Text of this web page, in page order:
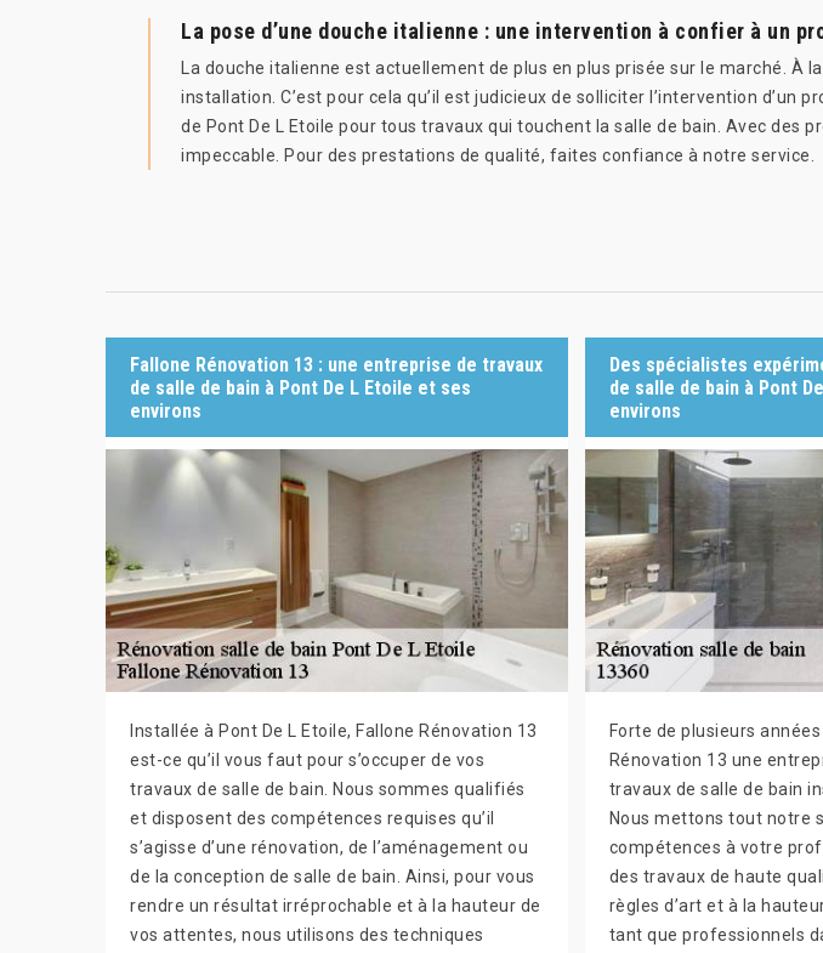
La pose d’une douche italienne : une intervention à confier à un
La douche italienne est actuellement de plus en plus prisée sur le marché.
installation. C’est pour cela qu’il est judicieux de solliciter l’intervention
de Pont De L Etoile pour tous travaux qui touchent la salle de bain. Avec
impeccable. Pour des prestations de qualité, faites confiance à notre service.
Fallone Rénovation 13 : une entreprise de travaux
de salle de bain à Pont De L Etoile et ses
environs
Installée à Pont De L Etoile, Fallone Rénovation 13
est-ce qu’il vous faut pour s’occuper de vos
travaux de salle de bain. Nous sommes qualifiés
et disposent des compétences requises qu’il
s’agisse d’une rénovation, de l’aménagement ou
de la conception de salle de bain. Ainsi, pour vous
rendre un résultat irréprochable et à la hauteur de
vos attentes, nous utilisons des techniques
Des spécialistes
de salle de bain à Pont
environs
Forte de plusieurs
Rénovation 13 une
travaux de salle de bain
Nous mettons tout notre
compétences à votre
des travaux de haute
règles d’art et à la
tant que professionnels